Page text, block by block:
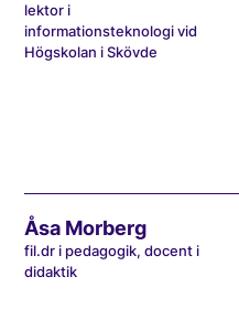
lektor i
informationsteknologi vid
Högskolan i Skövde
Åsa Morberg
fil.dr i pedagogik, docent i
didaktik